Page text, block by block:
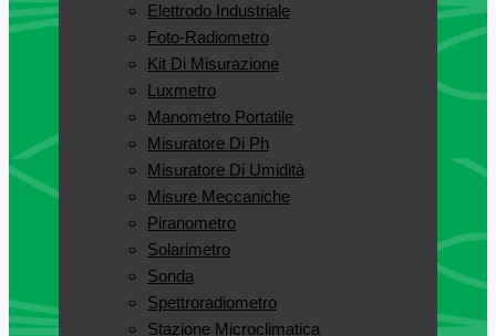
Elettrodo Industriale
Foto-Radiometro
Kit Di Misurazione
Luxmetro
Manometro Portatile
Misuratore Di Ph
Misuratore Di Umidità
Misure Meccaniche
Piranometro
Solarimetro
Sonda
Spettroradiometro
Stazione Microclimatica